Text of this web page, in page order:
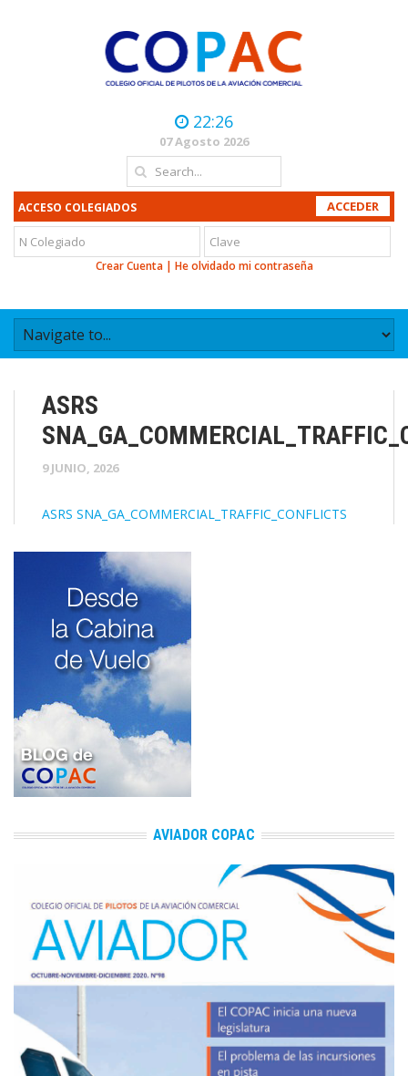
22:26
07 Agosto 2026
ACCESO COLEGIADOS
Crear Cuenta| He olvidado mi contraseña
ASRS
9 JUNIO, 2026
ASRS SNA_GA_COMMERCIAL_TRAFFIC_CONFLICTS
AVIADOR COPAC